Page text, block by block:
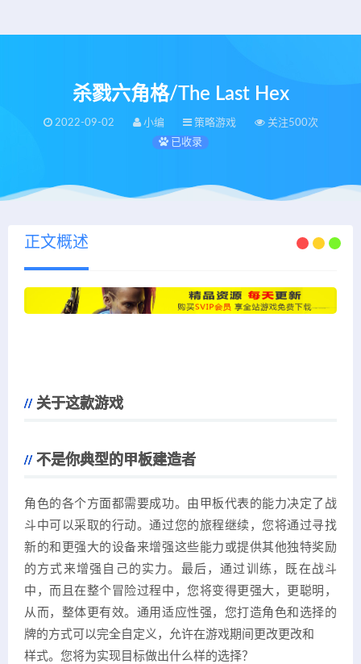
杀戮六角格/The Last Hex
2022-09-02 小编 策略游戏
关注500次
已收录
正文概述
关于这款游戏
不是你典型的甲板建造者
角色的各个方面都需要成功。由甲板代表的能力决定了战
斗中可以采取的行动。通过您的旅程继续，您将通过寻找
新的和更强大的设备来增强这些能力或提供其他独特奖励
的方式来增强自己的实力。最后，通过训练，既在战斗
中，而且在整个冒险过程中，您将变得更强大，更聪明，
从而，整体更有效。通用适应性强，您打造角色和选择的
牌的方式可以完全自定义，允许在游戏期间更改更改和
样式。您将为实现目标做出什么样的选择？